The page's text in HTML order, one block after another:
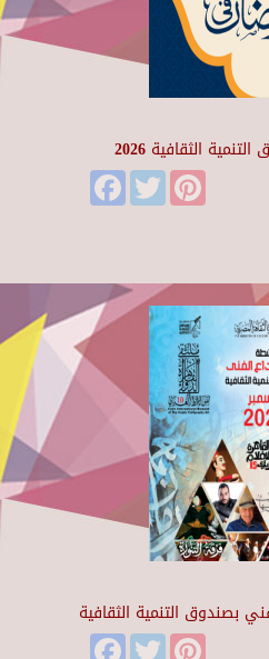
الثقافية 2026
FacebookTwitter
بصندوق التنمية الثقافية
FacebookTwitter